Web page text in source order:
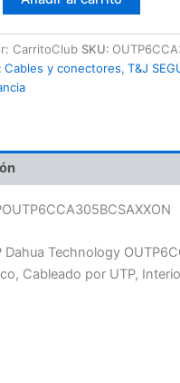
CarritoClub SKU:
Cables y conectores, T&J
Dahua Technology
Cableado por UTP,